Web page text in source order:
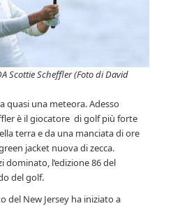
Scottie Scheffler (Foto di David
quasi una meteora. Adesso
è il giocatore di golf più forte
terra e da una manciata di ore
jacket nuova di zecca.
l’edizione 86 del
del golf.
del New Jersey ha iniziato a